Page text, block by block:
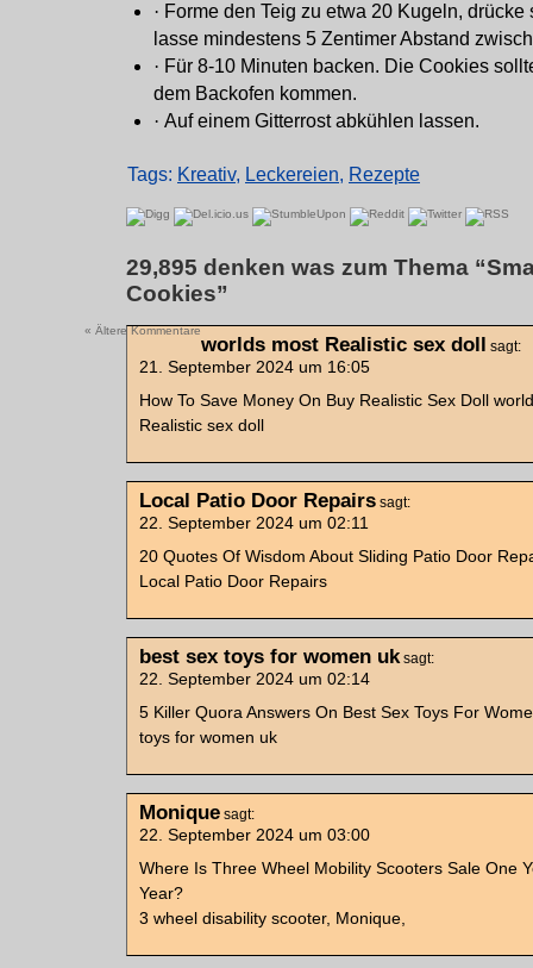
· Forme den Teig zu etwa 20 Kugeln, drücke
lasse mindestens 5 Zentimer Abstand
· Für 8-10 Minuten backen. Die Cookies
dem Backofen kommen.
· Auf einem Gitterrost abkühlen lassen.
Tags: Kreativ, Leckereien, Rezepte
29,895 denken was zum Thema
Cookies”
« Ältere Kommentare
worlds most Realistic sex doll sagt:
21. September 2024 um 16:05
How To Save Money On Buy Realistic Sex Doll
Realistic sex doll
Local Patio Door Repairs sagt:
22. September 2024 um 02:11
20 Quotes Of Wisdom About Sliding Patio Door
Local Patio Door Repairs
best sex toys for women uk sagt:
22. September 2024 um 02:14
5 Killer Quora Answers On Best Sex Toys For
toys for women uk
Monique sagt:
22. September 2024 um 03:00
Where Is Three Wheel Mobility Scooters Sale One
Year?
3 wheel disability scooter, Monique,